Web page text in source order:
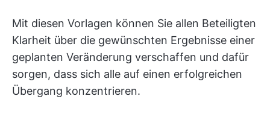
Mit diesen Vorlagen können Sie allen Beteiligten
Klarheit über die gewünschten Ergebnisse einer
geplanten Veränderung verschaffen und dafür
sorgen, dass sich alle auf einen erfolgreichen
Übergang konzentrieren.